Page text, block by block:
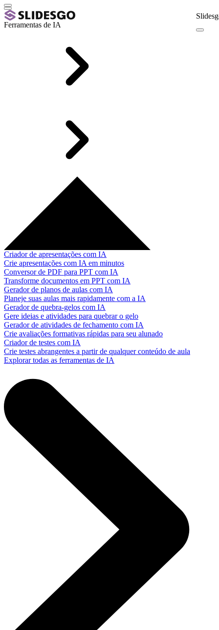
Ferramentas de IA
Criador de apresentações com IA
Crie apresentações com IA em minutos
Conversor de PDF para PPT com IA
Transforme documentos em PPT com IA
Gerador de planos de aulas com IA
Planeje suas aulas mais rapidamente com a IA
Gerador de quebra-gelos com IA
Gere ideias e atividades para quebrar o gelo
Gerador de atividades de fechamento com IA
Crie avaliações formativas rápidas para seu alunado
Criador de testes com IA
Crie testes abrangentes a partir de qualquer conteúdo de aula
Explorar todas as ferramentas de IA